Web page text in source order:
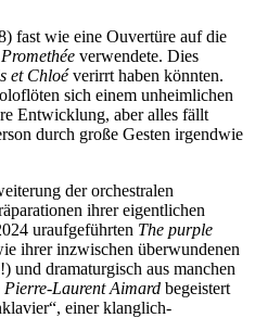
fast wie eine Ouvertüre auf die
Promethée verwendete. Dies
et Chloéverirrt haben könnten.
sich einem unheimlichen
Entwicklung, aber alles fällt
durch große Gesten irgendwie
der orchestralen
ihrer eigentlichen
uraufgeführten The purple
ihrer inzwischen überwundenen
und dramaturgisch aus manchen
Pierre-Laurent Aimard begeistert
einer klanglich-